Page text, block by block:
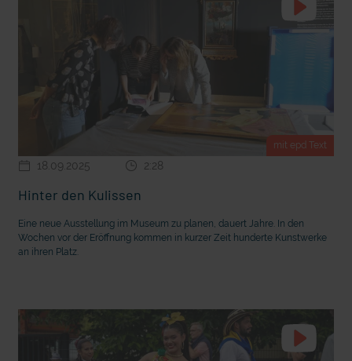
mit epd Text
18.09.2025 2:28
Hinter den Kulissen
Eine neue Ausstellung im Museum zu planen, dauert Jahre. In den
Wochen vor der Eröffnung kommen in kurzer Zeit hunderte Kunstwerke
an ihren Platz.